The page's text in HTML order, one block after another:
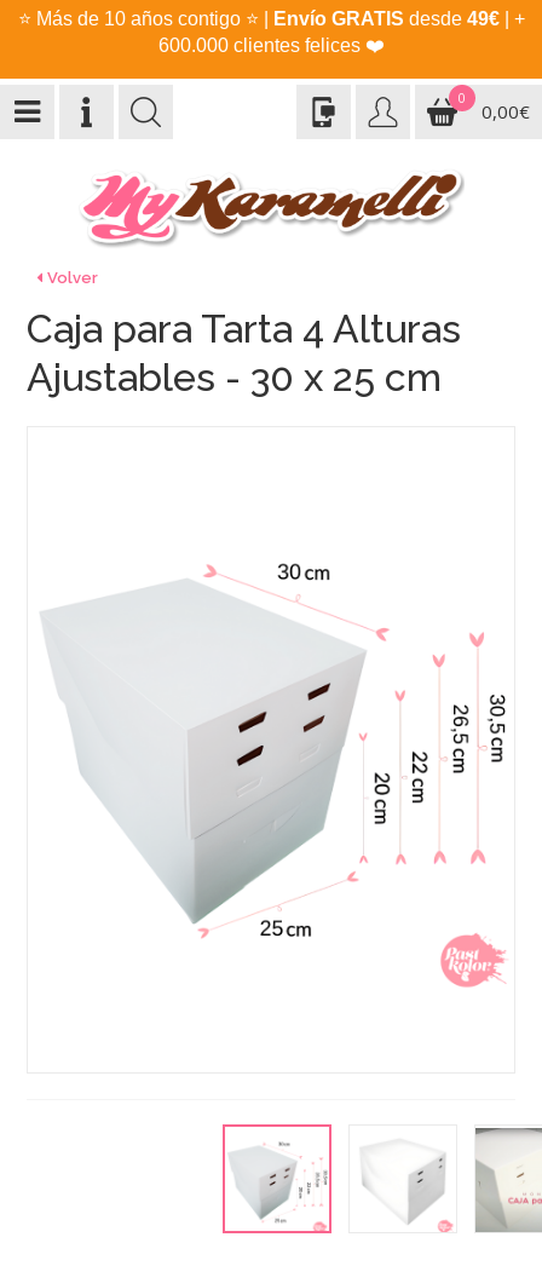
⭐ Más de 10 años contigo ⭐ Envío GRATIS desde 49€| +
600.000 clientes felices ❤️
0
0,00€
Volver
Caja para Tarta 4 Alturas
Ajustables - 30 x 25 cm